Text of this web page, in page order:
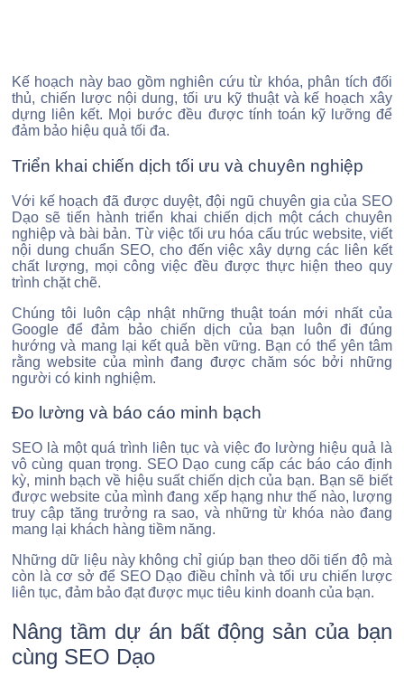
Kế hoạch này bao gồm nghiên cứu từ khóa, phân tích đối
thủ, chiến lược nội dung, tối ưu kỹ thuật và kế hoạch xây
dựng liên kết. Mọi bước đều được tính toán kỹ lưỡng để
đảm bảo hiệu quả tối đa.
Triển khai chiến dịch tối ưu và chuyên nghiệp
Với kế hoạch đã được duyệt, đội ngũ chuyên gia của SEO
Dạo sẽ tiến hành triển khai chiến dịch một cách chuyên
nghiệp và bài bản. Từ việc tối ưu hóa cấu trúc website, viết
nội dung chuẩn SEO, cho đến việc xây dựng các liên kết
chất lượng, mọi công việc đều được thực hiện theo quy
trình chặt chẽ.
Chúng tôi luôn cập nhật những thuật toán mới nhất của
Google để đảm bảo chiến dịch của bạn luôn đi đúng
hướng và mang lại kết quả bền vững. Bạn có thể yên tâm
rằng website của mình đang được chăm sóc bởi những
người có kinh nghiệm.
Đo lường và báo cáo minh bạch
SEO là một quá trình liên tục và việc đo lường hiệu quả là
vô cùng quan trọng. SEO Dạo cung cấp các báo cáo định
kỳ, minh bạch về hiệu suất chiến dịch của bạn. Bạn sẽ biết
được website của mình đang xếp hạng như thế nào, lượng
truy cập tăng trưởng ra sao, và những từ khóa nào đang
mang lại khách hàng tiềm năng.
Những dữ liệu này không chỉ giúp bạn theo dõi tiến độ mà
còn là cơ sở để SEO Dạo điều chỉnh và tối ưu chiến lược
liên tục, đảm bảo đạt được mục tiêu kinh doanh của bạn.
Nâng tầm dự án bất động sản của bạn
cùng SEO Dạo